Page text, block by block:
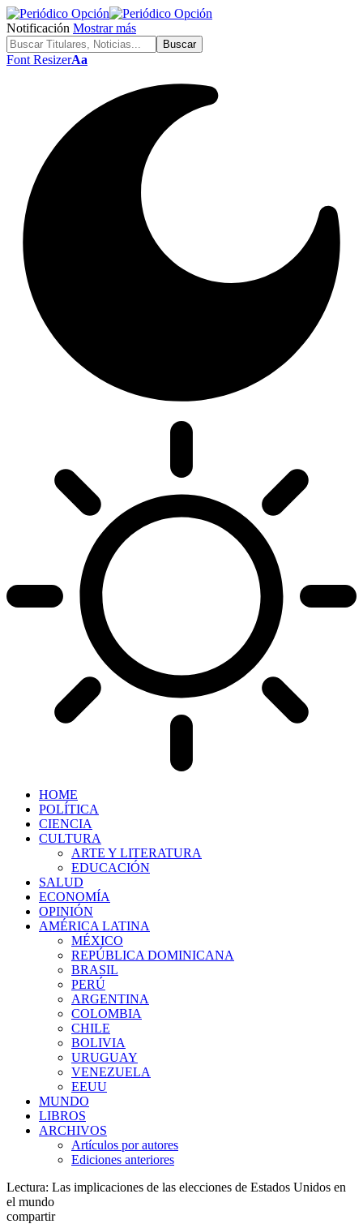
Notificación Mostrar más
Font ResizerAa
HOME
POLÍTICA
CIENCIA
CULTURA
ARTE Y LITERATURA
EDUCACIÓN
SALUD
ECONOMÍA
OPINIÓN
AMÉRICA LATINA
MÉXICO
REPÚBLICA DOMINICANA
BRASIL
PERÚ
ARGENTINA
COLOMBIA
CHILE
BOLIVIA
URUGUAY
VENEZUELA
EEUU
MUNDO
LIBROS
ARCHIVOS
Artículos por autores
Ediciones anteriores
Lectura: Las implicaciones de las elecciones de Estados Unidos en
el mundo
compartir